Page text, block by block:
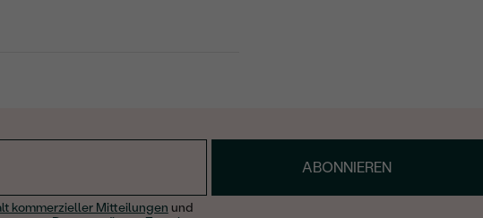
ABONNIEREN
kommerzieller Mitteilungen und